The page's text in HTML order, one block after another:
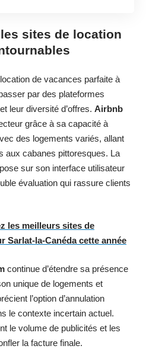
sites de location
de vacances parfaite à
par des plateformes
leur diversité d’offres. Airbnb
grâce à sa capacité à
des logements variés, allant
aux cabanes pittoresques. La
sur son interface utilisateur
évaluation qui rassure clients
les meilleurs sites de
Sarlat-la-Canéda cette année
continue d’étendre sa présence
unique de logements et
l’option d’annulation
le contexte incertain actuel.
le volume de publicités et les
la facture finale.